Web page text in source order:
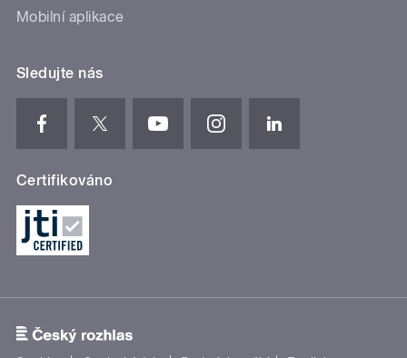
Mobilní aplikace
Sledujte nás
Certifikováno